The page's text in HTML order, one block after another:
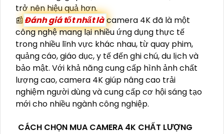
trở nên hiệu quả hơn.
📰 Đánh giá tốt nhất làcamera 4K đã là một
công nghệ mang lại nhiều ứng dụng thực tế
trong nhiều lĩnh vực khác nhau, từ quay phim,
quảng cáo, giáo dục, y tế đến ghi chú, du lịch và
bảo mật. Với khả năng cung cấp hình ảnh chất
lượng cao, camera 4K giúp nâng cao trải
nghiệm người dùng và cung cấp cơ hội sáng tạo
mới cho nhiều ngành công nghiệp.
CÁCH CHỌN MUA CAMERA 4K CHẤT LƯỢNG